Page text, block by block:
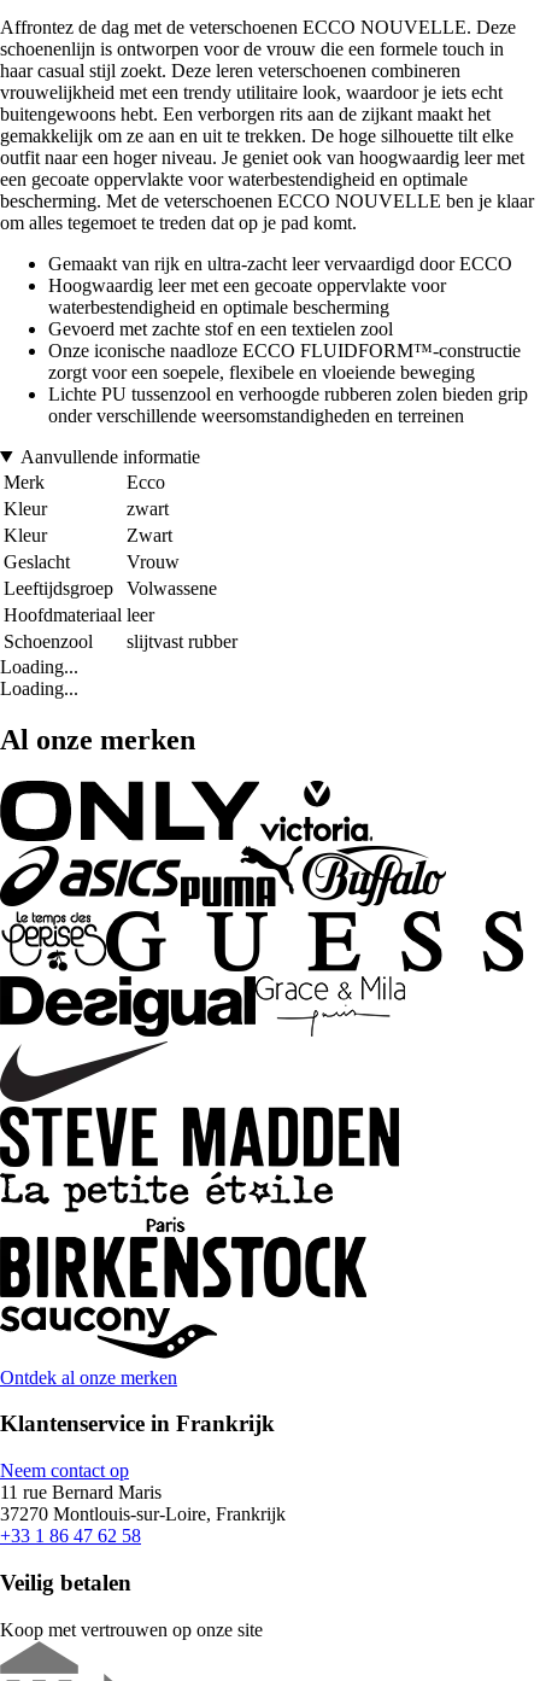
Affrontez de dag met de veterschoenen ECCO NOUVELLE. Deze
schoenenlijn is ontworpen voor de vrouw die een formele touch in
haar casual stijl zoekt. Deze leren veterschoenen combineren
vrouwelijkheid met een trendy utilitaire look, waardoor je iets echt
buitengewoons hebt. Een verborgen rits aan de zijkant maakt het
gemakkelijk om ze aan en uit te trekken. De hoge silhouette tilt elke
outfit naar een hoger niveau. Je geniet ook van hoogwaardig leer met
een gecoate oppervlakte voor waterbestendigheid en optimale
bescherming. Met de veterschoenen ECCO NOUVELLE ben je klaar
om alles tegemoet te treden dat op je pad komt.
Gemaakt van rijk en ultra-zacht leer vervaardigd door ECCO
Hoogwaardig leer met een gecoate oppervlakte voor
waterbestendigheid en optimale bescherming
Gevoerd met zachte stof en een textielen zool
Onze iconische naadloze ECCO FLUIDFORM™-constructie
zorgt voor een soepele, flexibele en vloeiende beweging
Lichte PU tussenzool en verhoogde rubberen zolen bieden grip
onder verschillende weersomstandigheden en terreinen
Aanvullende informatie
Merk
Ecco
Kleur
zwart
Kleur
Zwart
Geslacht
Vrouw
Leeftijdsgroep
Volwassene
Hoofdmateriaal leer
Schoenzool
slijtvast rubber
Loading...
Loading...
Al onze merken
Ontdek al onze merken
Klantenservice in Frankrijk
Neem contact op
11 rue Bernard Maris
37270 Montlouis-sur-Loire, Frankrijk
+33 1 86 47 62 58
Veilig betalen
Koop met vertrouwen op onze site